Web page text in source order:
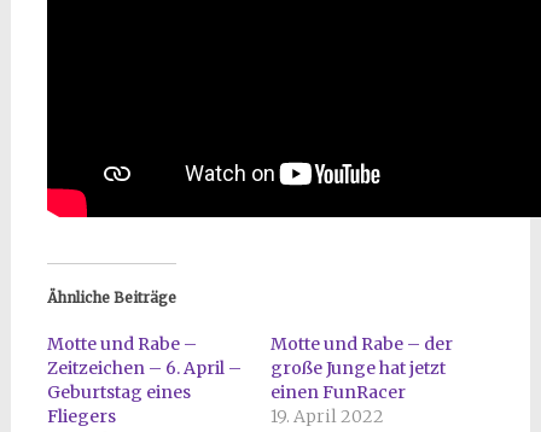
Ähnliche Beiträge
Motte und Rabe –
Zeitzeichen – 6. April –
Geburtstag eines
Fliegers
Motte und Rabe – der
große Junge hat jetzt
einen FunRacer
19. April 2022